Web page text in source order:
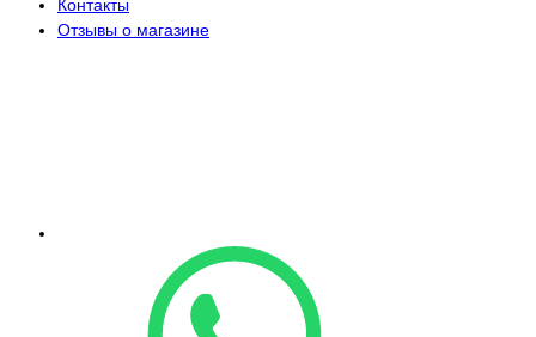
Контакты
Отзывы о магазине